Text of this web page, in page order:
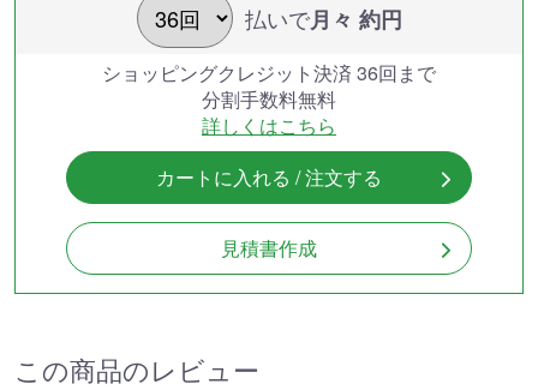
払いで月々 約円
ショッピングクレジット決済 36回まで
分割手数料無料
詳しくはこちら
カートに入れる / 注文する
見積書作成
この商品のレビュー